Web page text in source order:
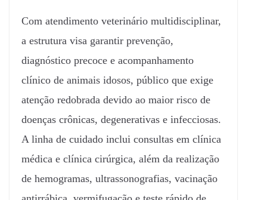
Com atendimento veterinário multidisciplinar,
a estrutura visa garantir prevenção,
diagnóstico precoce e acompanhamento
clínico de animais idosos, público que exige
atenção redobrada devido ao maior risco de
doenças crônicas, degenerativas e infecciosas.
A linha de cuidado inclui consultas em clínica
médica e clínica cirúrgica, além da realização
de hemogramas, ultrassonografias, vacinação